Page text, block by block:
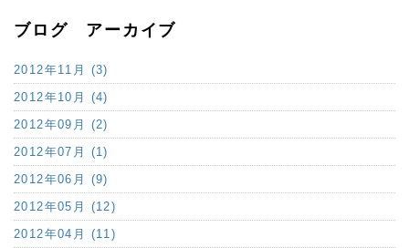
ブログ アーカイブ
2012年11月 (3)
2012年10月 (4)
2012年09月 (2)
2012年07月 (1)
2012年06月 (9)
2012年05月 (12)
2012年04月 (11)